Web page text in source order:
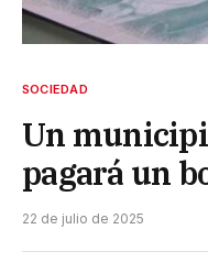
SOCIEDAD
Un
pagará un
22 de julio de 2025